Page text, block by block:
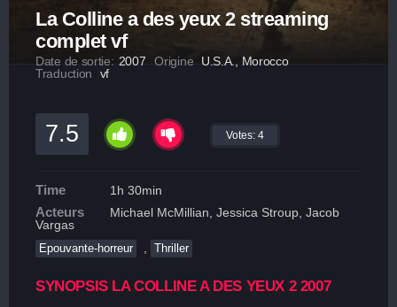
La Colline a des yeux 2 streaming
complet vf
Date de sortie: 2007 Origine
U.S.A., Morocco
Traduction
vf
7.5 Votes: 4
Time 1h 30min
Acteurs
Michael McMillian, Jessica Stroup, Jacob
Vargas
Epouvante-horreur Thriller
SYNOPSIS LA COLLINE A DES YEUX 2 2007